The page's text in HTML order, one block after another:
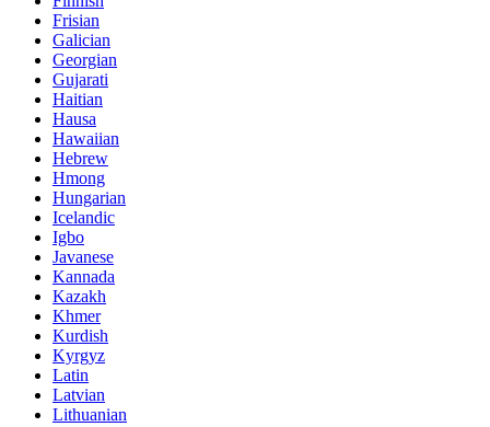
Frisian
Galician
Georgian
Gujarati
Haitian
Hausa
Hawaiian
Hebrew
Hmong
Hungarian
Icelandic
Igbo
Javanese
Kannada
Kazakh
Khmer
Kurdish
Kyrgyz
Latin
Latvian
Lithuanian